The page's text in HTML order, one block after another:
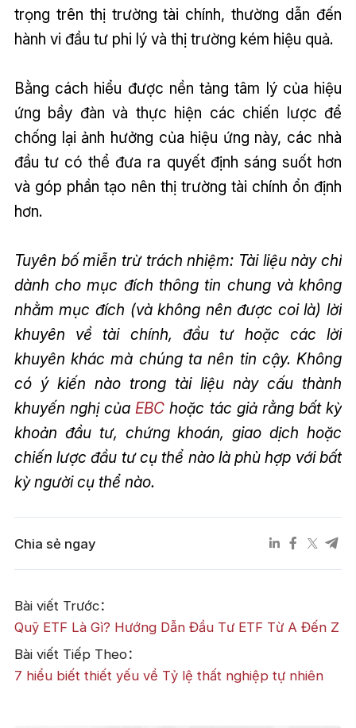
trọng trên thị trường tài chính, thường dẫn đến
hành vi đầu tư phi lý và thị trường kém hiệu quả.
Bằng cách hiểu được nền tảng tâm lý của hiệu
ứng bầy đàn và thực hiện các chiến lược để
chống lại ảnh hưởng của hiệu ứng này, các nhà
đầu tư có thể đưa ra quyết định sáng suốt hơn
và góp phần tạo nên thị trường tài chính ổn định
hơn.
Tuyên bố miễn trừ trách nhiệm: Tài liệu này chỉ
dành cho mục đích thông tin chung và không
nhằm mục đích (và không nên được coi là) lời
khuyên về tài chính, đầu tư hoặc các lời
khuyên khác mà chúng ta nên tin cậy. Không
có ý kiến nào trong tài liệu này cấu thành
khuyến nghị của EBC hoặc tác giả rằng bất kỳ
khoản đầu tư, chứng khoán, giao dịch hoặc
chiến lược đầu tư cụ thể nào là phù hợp với bất
kỳ người cụ thể nào.
Chia sẻ ngay
Bài viết Trước：
Quỹ ETF Là Gì? Hướng Dẫn Đầu Tư ETF Từ A Đến Z
Bài viết Tiếp Theo：
7 hiểu biết thiết yếu về Tỷ lệ thất nghiệp tự nhiên